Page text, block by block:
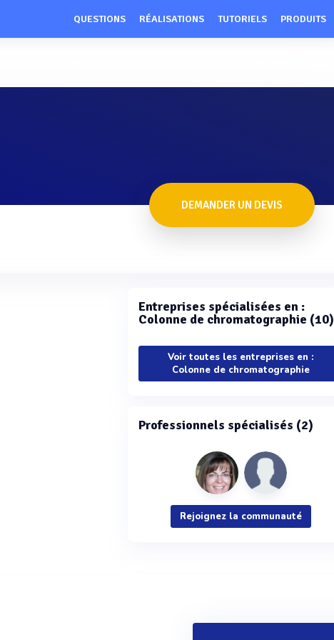
QUESTIONS RÉALISATIONS TUTORIELS PRODUITS
DEMANDER UN DEVIS
Entreprises spécialisées en :
Colonne de chromatographie (10)
Voir toutes les entreprises en :
Colonne de chromatographie
Professionnels spécialisés (2)
Rejoignez la communauté